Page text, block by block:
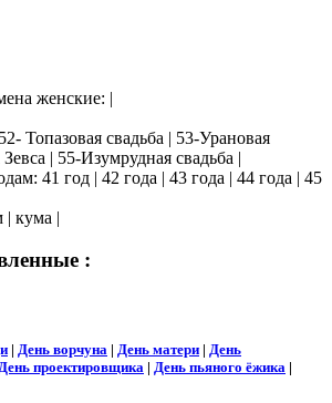
женские: |
Топазовая свадьба | 53-Урановая
| 55-Изумрудная свадьба |
41 год | 42 года | 43 года | 44 года | 45
| кума |
:
| День ворчуна | День матери | День
проектировщика | День пьяного ёжика |